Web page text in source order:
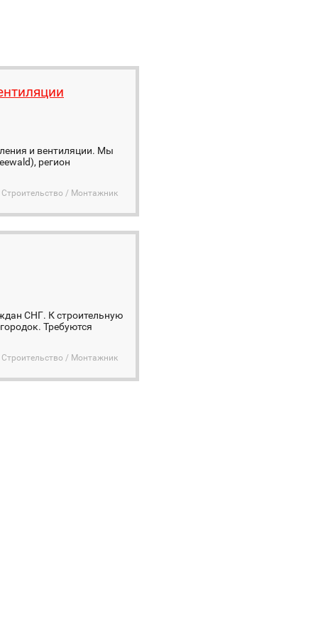
и вентиляции. Мы
регион
Строительство / Монтажник
СНГ. К строительную
Требуются
Строительство / Монтажник